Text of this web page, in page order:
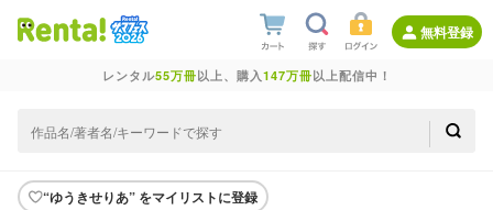
無料登録
レンタル55万冊以上、購入147万冊以上配信中！
“ゆうきせりあ” をマイリストに登録